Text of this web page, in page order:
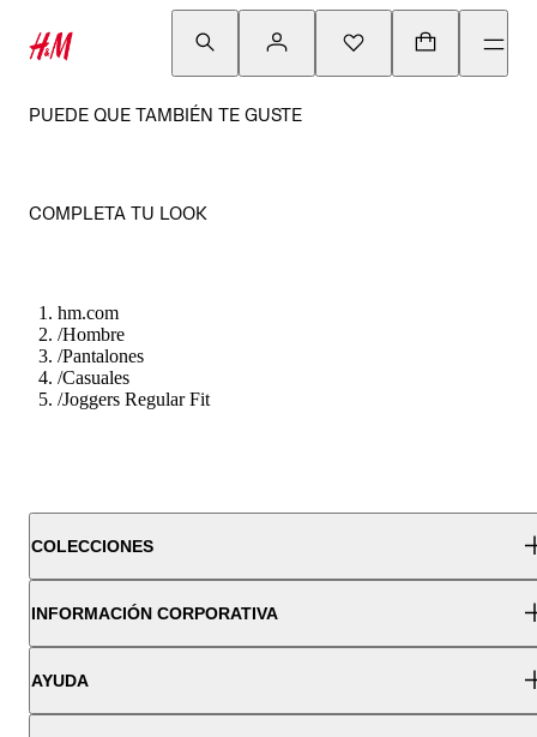
PUEDE QUE TAMBIÉN TE GUSTE
COMPLETA TU LOOK
hm.com
/Hombre
/Pantalones
/Casuales
/Joggers Regular Fit
COLECCIONES
INFORMACIÓN CORPORATIVA
AYUDA